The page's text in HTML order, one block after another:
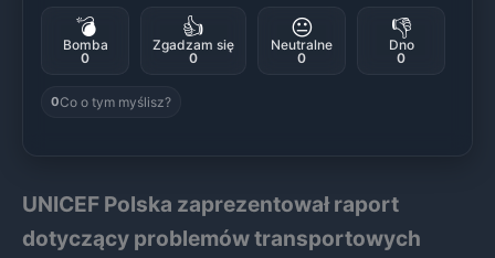
💣
Bomba
0
👍
Zgadzam się
0
😐
Neutralne
0
👎
Dno
0
0Co o tym myślisz?
UNICEF Polska zaprezentował raport
dotyczący problemów transportowych